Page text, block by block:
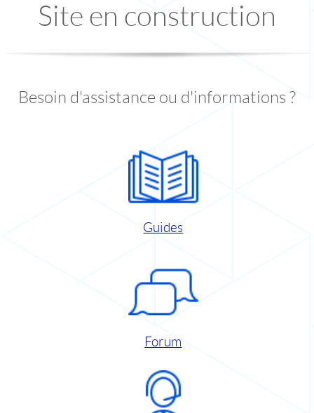
Site en construction
Besoin d'assistance ou d'informations ?
Guides
Forum